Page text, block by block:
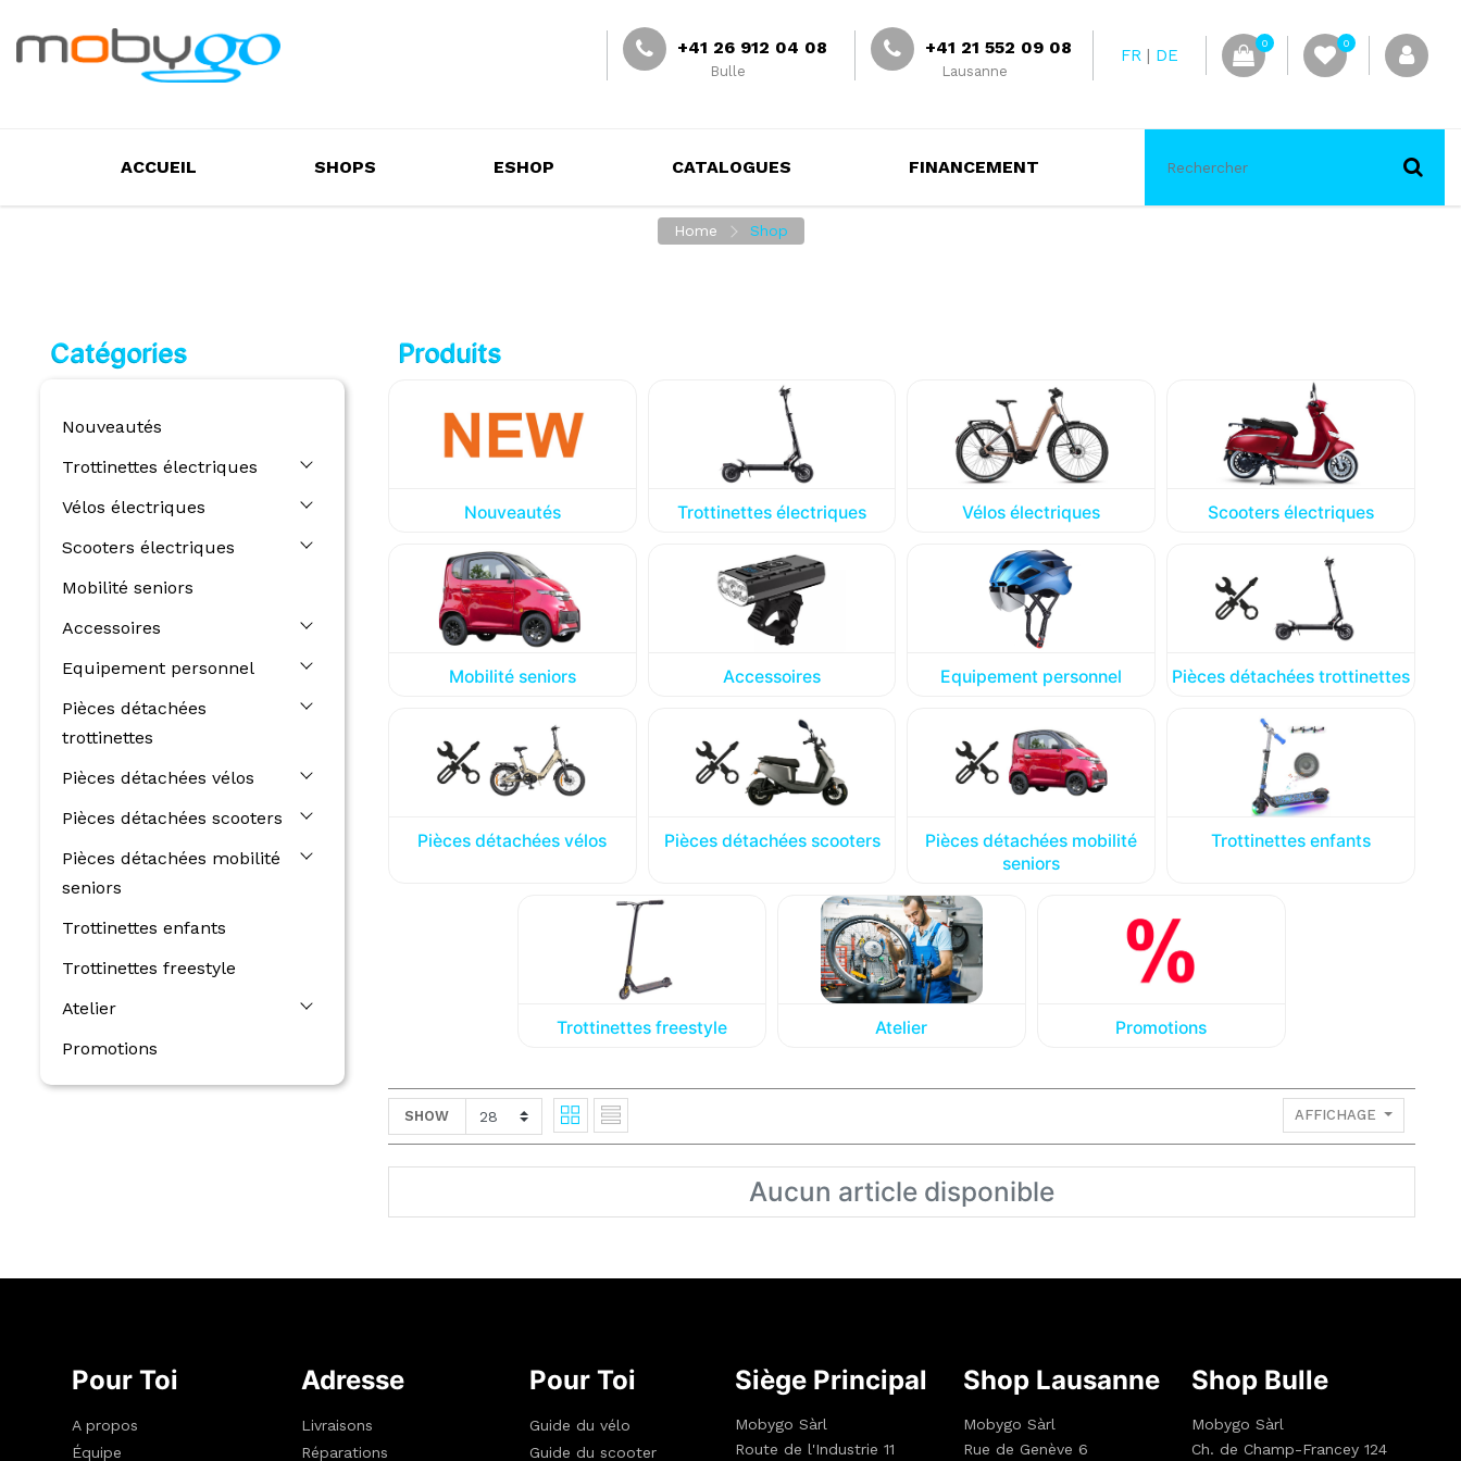
+41 26 912 04 08
Bulle
+41 21 552 09 08
Lausanne
FR DE
0 0
ACCUEIL SHOPS ESHOP CATALOGUES FINANCEMENT
Home Shop
Catégories
Nouveautés
Trottinettes électriques
Vélos électriques
Scooters électriques
Mobilité seniors
Accessoires
Equipement personnel
Pièces détachées
trottinettes
Pièces détachées vélos
Pièces détachées scooters
Pièces détachées mobilité
seniors
Trottinettes enfants
Trottinettes freestyle
Atelier
Promotions
Produits
Nouveautés Trottinettes électriques Vélos électriques Scooters électriques
Mobilité seniors Accessoires Equipement personnel Pièces détachées trottinettes
Pièces détachées vélos Pièces détachées scooters
Pièces détachées mobilité
seniors
Trottinettes enfants
Trottinettes freestyle Atelier Promotions
SHOW AFFICHAGE
Aucun article disponible
Pour Toi
A propos
Équipe
Adresse
Livraisons
Réparations
Pour Toi
Guide du vélo
Guide du scooter
Siège Principal
Mobygo Sàrl
Route de l'Industrie 11
Shop Lausanne
Mobygo Sàrl
Rue de Genève 6
Shop Bulle
Mobygo Sàrl
Ch. de Champ-Francey 124